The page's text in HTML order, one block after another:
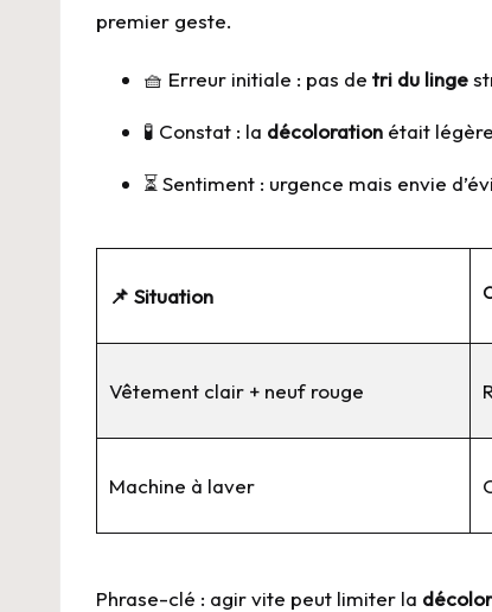
premier geste.
🧺 Erreur initiale : pas de tri du linge
🧪 Constat : la décoloration était
⏳ Sentiment : urgence mais envie
📌 Situation
Vêtement clair + neuf rouge
Machine à laver
Phrase-clé : agir vite peut limiter la